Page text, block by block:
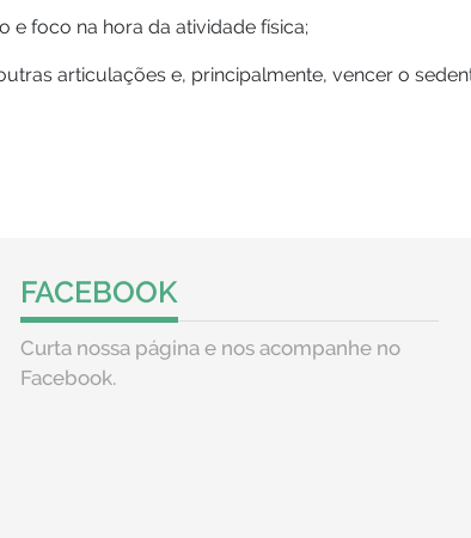
e foco na hora da atividade física;
articulações e, principalmente, vencer o
FACEBOOK
Curta nossa página e nos acompanhe no
Facebook.